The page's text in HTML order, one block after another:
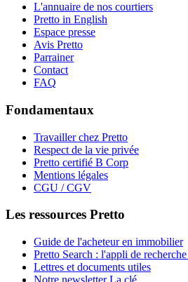
L'annuaire de nos courtiers
Pretto in English
Espace presse
Avis Pretto
Parrainer
Contact
FAQ
Fondamentaux
Travailler chez Pretto
Respect de la vie privée
Pretto certifié B Corp
Mentions légales
CGU / CGV
Les ressources Pretto
Guide de l'acheteur en immobilier
Pretto Search : l'appli de
Lettres et documents utiles
Notre newsletter La clé